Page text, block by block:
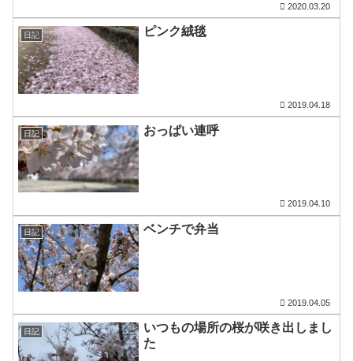
2020.03.20
日記 ピンク絨毯
2019.04.18
日記 おっぱい連呼
2019.04.10
日記 ベンチで弁当
2019.04.05
日記
いつもの場所の桜が咲き出しまし
た